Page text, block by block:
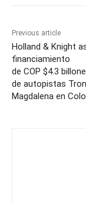
Previous article
Holland & Knight
financiamiento
de COP $4.3
de autopistas
Magdalena en